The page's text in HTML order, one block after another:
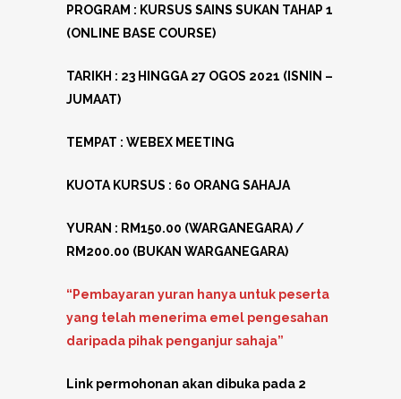
PROGRAM : KURSUS SAINS SUKAN TAHAP 1
(ONLINE BASE COURSE)
TARIKH : 23 HINGGA 27 OGOS 2021 (ISNIN –
JUMAAT)
TEMPAT : WEBEX MEETING
KUOTA KURSUS : 60 ORANG SAHAJA
YURAN : RM150.00 (WARGANEGARA) /
RM200.00 (BUKAN WARGANEGARA)
“Pembayaran yuran hanya untuk peserta
yang telah menerima emel pengesahan
daripada pihak penganjur sahaja”
Link permohonan akan dibuka pada 2